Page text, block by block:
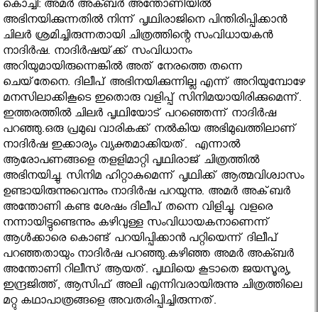
കൊച്ചി: അമര്‍ അക്ബര്‍ അന്തോണിയില്‍
അഭിനയിക്കുന്നതില്‍ നിന്ന് പൃഥ്വിരാജിനെ പിന്തിരിപ്പിക്കാന്‍
ചിലര്‍ ശ്രമിച്ചിരുന്നതായി ചിത്രത്തിന്റെ സംവിധായകന്‍
നാദിര്‍ഷ. നാദിര്‍ഷയ്‌ക്ക് സംവിധാനം
അറിയുമായിരുന്നെങ്കില്‍ അത്‌ നേരത്തെ തന്നെ
ചെയ്‌തേനെ. ദിലീപ്‌ അഭിനയിക്കുന്നില്ല എന്ന്‌ അറിയുമ്പോഴേ
മനസിലാക്കികൂടെ ഇതൊരു വളിപ്പ്‌ സിനിമയായിരിക്കുമെന്ന്‌.
ഇത്തരത്തില്‍ ചിലര്‍ പൃഥ്വിയോട്‌ പറഞ്ഞെന്ന്‌ നാദിർഷ
പറഞ്ഞു.ഒരു പ്രമുഖ വാരികക്ക് നല്‍കിയ അഭിമുഖത്തിലാണ്
നാദിര്‍ഷ ഇക്കാര്യം വ്യക്തമാക്കിയത്. എന്നാല്‍
ആരോപണങ്ങളെ തളളിമാറ്റി പൃഥ്വിരാജ് ചിത്രത്തില്‍
അഭിനയിച്ചു. സിനിമ ഹിറ്റാകുമെന്ന് പൃഥ്വിക്ക് ആത്മവിശ്വാസം
ഉണ്ടായിരുന്നുവെന്നും നാദിര്‍ഷ പറയുന്നു. അമര്‍ അക്‌ബര്‍
അന്തോണി കണ്ട ശേഷം ദിലീപ്‌ തന്നെ വിളിച്ചു. വളരെ
നന്നായിട്ടുണ്ടെന്നും കഴിവുള്ള സംവിധായകനാണെന്ന്‌
ആള്‍ക്കാരെ കൊണ്ട്‌ പറയിപ്പിക്കാന്‍ പറ്റിയെന്ന്‌ ദിലീപ്‌
പറഞ്ഞതായും നാദിര്‍ഷ പറഞ്ഞു.കഴിഞ്ഞ അമര്‍ അക്ബര്‍
അന്തോണി റിലീസ് ആയത്. പൃഥ്വിയെ കൂടാതെ ജയസൂര്യ,
ഇന്ദ്രജിത്ത്, ആസിഫ് അലി എന്നിവരായിരുന്നു ചിത്രത്തിലെ
മറ്റു കഥാപാത്രങ്ങളെ അവതരിപ്പിച്ചിരുന്നത്.